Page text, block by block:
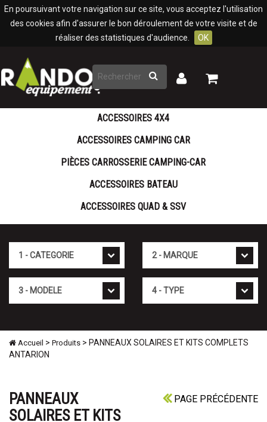
En poursuivant votre navigation sur ce site, vous acceptez l'utilisation
des cookies afin d'assurer le bon déroulement de votre visite et de
réaliser des statistiques d'audience.
OK
Rechercher
Mon
Mon
ACCESSOIRES 4X4
ACCESSOIRES CAMPING CAR
PIÈCES CARROSSERIE CAMPING-CAR
ACCESSOIRES BATEAU
ACCESSOIRES QUAD & SSV
Accueil > Produits > PANNEAUX SOLAIRES ET KITS COMPLETS
ANTARION
PAGE PRÉCÉDENTE
PANNEAUX
SOLAIRES ET KITS
Panneau de gestion des cookies